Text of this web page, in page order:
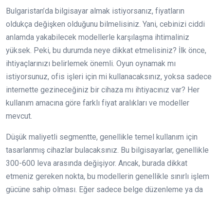
Bulgaristan’da bilgisayar almak istiyorsanız, fiyatların
oldukça değişken olduğunu bilmelisiniz. Yani, cebinizi ciddi
anlamda yakabilecek modellerle karşılaşma ihtimaliniz
yüksek. Peki, bu durumda neye dikkat etmelisiniz? İlk önce,
ihtiyaçlarınızı belirlemek önemli. Oyun oynamak mı
istiyorsunuz, ofis işleri için mi kullanacaksınız, yoksa sadece
internette gezineceğiniz bir cihaza mı ihtiyacınız var? Her
kullanım amacına göre farklı fiyat aralıkları ve modeller
mevcut.
Düşük maliyetli segmentte, genellikle temel kullanım için
tasarlanmış cihazlar bulacaksınız. Bu bilgisayarlar, genellikle
300-600 leva arasında değişiyor. Ancak, burada dikkat
etmeniz gereken nokta, bu modellerin genellikle sınırlı işlem
gücüne sahip olması. Eğer sadece belge düzenleme ya da